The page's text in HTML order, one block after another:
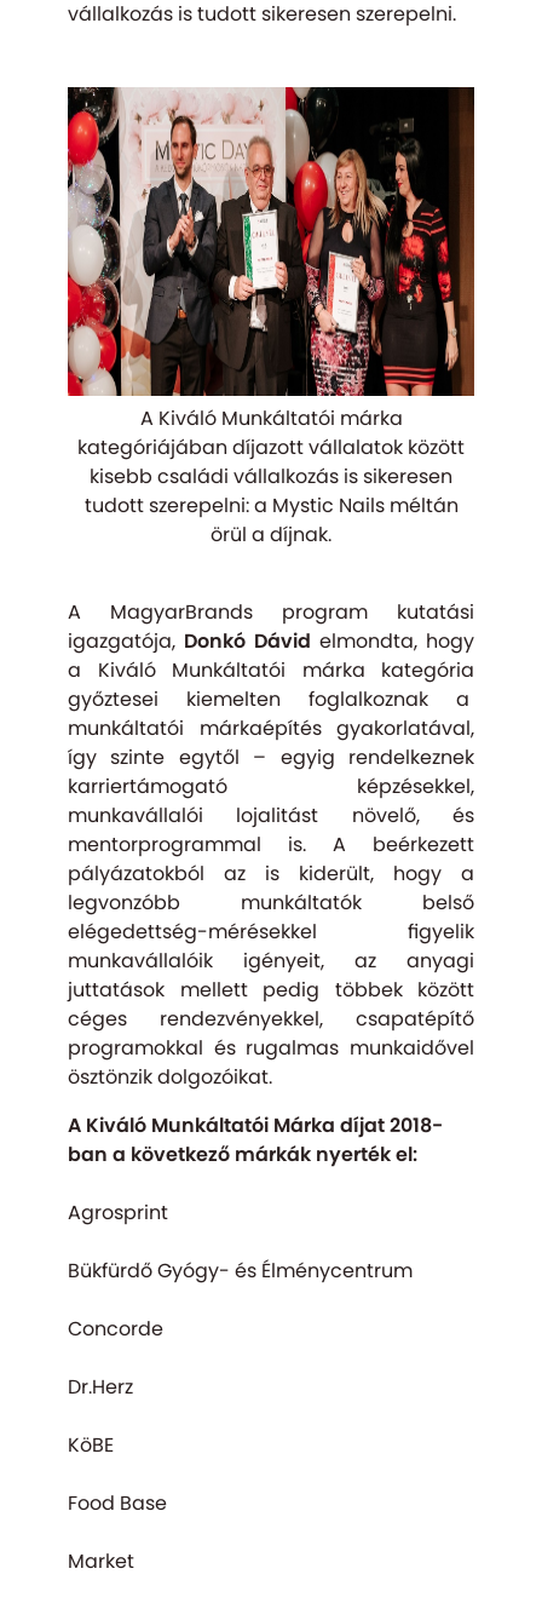
vállalkozás is tudott sikeresen szerepelni.
A Kiváló Munkáltatói márka
kategóriájában díjazott vállalatok között
kisebb családi vállalkozás is sikeresen
tudott szerepelni: a Mystic Nails méltán
örül a díjnak.
A MagyarBrands program kutatási
igazgatója, Donkó Dávid elmondta, hogy
a Kiváló Munkáltatói márka kategória
győztesei kiemelten foglalkoznak a
munkáltatói márkaépítés gyakorlatával,
így szinte egytől – egyig rendelkeznek
karriertámogató képzésekkel,
munkavállalói lojalitást növelő, és
mentorprogrammal is. A beérkezett
pályázatokból az is kiderült, hogy a
legvonzóbb munkáltatók belső
elégedettség-mérésekkel figyelik
munkavállalóik igényeit, az anyagi
juttatások mellett pedig többek között
céges rendezvényekkel, csapatépítő
programokkal és rugalmas munkaidővel
ösztönzik dolgozóikat.
A Kiváló Munkáltatói Márka díjat 2018-
ban a következő márkák nyerték el:
Agrosprint
Bükfürdő Gyógy- és Élménycentrum
Concorde
Dr.Herz
KöBE
Food Base
Market